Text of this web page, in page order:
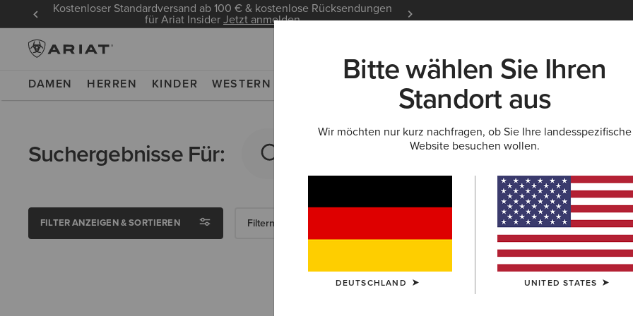
Kostenloser Standardversand ab 100 € & kostenlose Rücksendungen
für Ariat InsiderJetzt anmelden
DAMEN HERREN KINDER WESTERN NEU & FEATURED ARIAT LIFE OUTLET
Suchergebnisse Für:
FILTER ANZEIGEN & SORTIEREN Filtern Nach Geschlecht
Bitte wählen Sie Ihren
Standort aus
Wir möchten nur kurz nachfragen, ob Sie Ihre landesspezifische
Website besuchen wollen.
DEUTSCHLAND UNITED STATES